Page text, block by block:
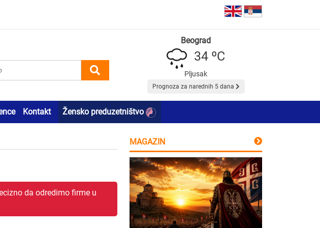
Beograd
34 ºC
Pljusak
Prognoza za narednih 5 dana
Kontakt Žensko preduzetništvo
da odredimo firme u
MAGAZIN